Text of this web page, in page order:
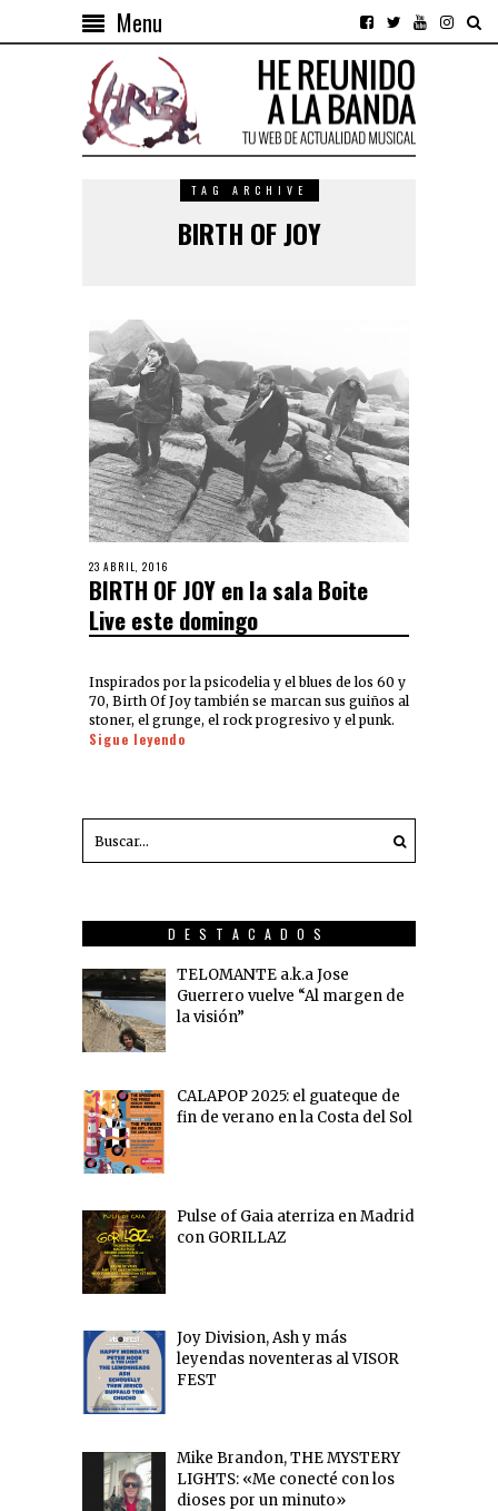
Menu
TAG ARCHIVE
BIRTH OF JOY
23 ABRIL, 2016
BIRTH OF JOY en la sala Boite
Live este domingo
Inspirados por la psicodelia y el blues de los 60 y
70, Birth Of Joy también se marcan sus guiños al
stoner, el grunge, el rock progresivo y el punk.
Sigue leyendo
DESTACADOS
TELOMANTE a.k.a Jose
Guerrero vuelve “Al margen de
la visión”
CALAPOP 2025: el guateque de
fin de verano en la Costa del Sol
Pulse of Gaia aterriza en Madrid
con GORILLAZ
Joy Division, Ash y más
leyendas noventeras al VISOR
FEST
Mike Brandon, THE MYSTERY
LIGHTS: «Me conecté con los
dioses por un minuto»